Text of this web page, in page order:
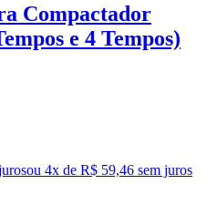
Compactador
e 4 Tempos)
ou 4x de R$ 59,46 sem juros